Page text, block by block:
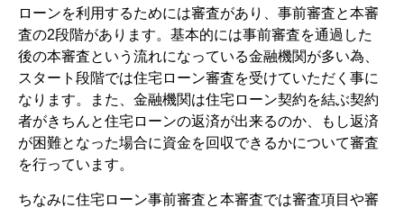
ローンを利用するためには審査があり、事前審査と本審
査の2段階があります。基本的には事前審査を通過した
後の本審査という流れになっている金融機関が多い為、
スタート段階では住宅ローン審査を受けていただく事に
なります。また、金融機関は住宅ローン契約を結ぶ契約
者がきちんと住宅ローンの返済が出来るのか、もし返済
が困難となった場合に資金を回収できるかについて審査
を行っています。
ちなみに住宅ローン事前審査と本審査では審査項目や審